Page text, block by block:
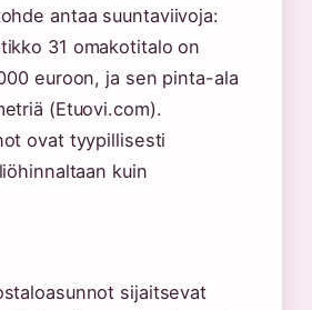
antaa suuntaviivoja:
31 omakotitalo on
euroon, ja sen pinta-ala
(Etuovi.com).
ovat tyypillisesti
kuin
sijaitsevat